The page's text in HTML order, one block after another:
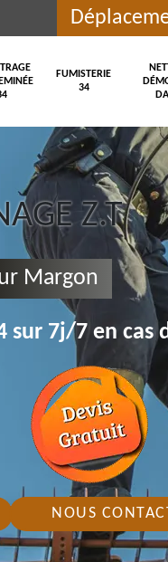
FUMISTERIE
34
Z.T
Margon
sur 7j/7 en cas
NOUS